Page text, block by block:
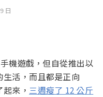
日
機遊戲，但自從推出以
活，而且都是正向
起來， 三週瘦了 12 公斤